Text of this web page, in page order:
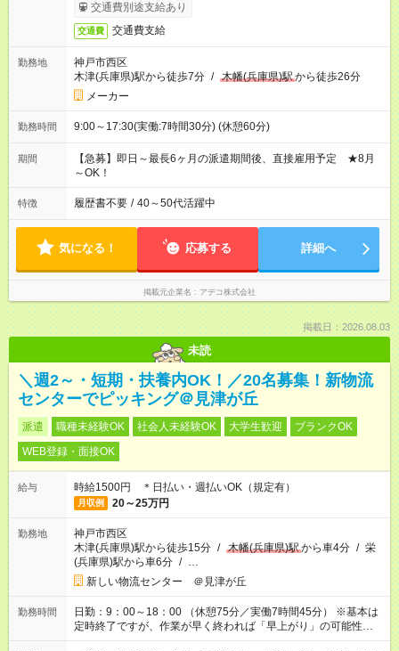
交通費別途支給あり
交通費 交通費支給
勤務地
神戸市西区
木津(兵庫県)駅から徒歩7分 / 木幡(兵庫県)駅から徒歩26分
メーカー
勤務時間 9:00～17:30(実働:7時間30分) (休憩60分)
期間
【急募】即日～最長6ヶ月の派遣期間後、直接雇用予定 ★8月
～OK！
特徴 履歴書不要 / 40～50代活躍中
気になる！ 応募する 詳細へ
掲載元企業名 アデコ株式会社
掲載日：2026.08.03
未読
＼週2～・短期・扶養内OK！／20名募集！新物流
センターでピッキング＠見津が丘
派遣 職種未経験OK 社会人未経験OK 大学生歓迎
ブランクOK
WEB登録・面接OK
給与 時給1500円 ＊日払い・週払いOK（規定有）
月収例 20～25万円
勤務地
神戸市西区
木津(兵庫県)駅から徒歩15分 / 木幡(兵庫県)駅から車4分 / 栄
(兵庫県)駅から車6分 / …
新しい物流センター ＠見津が丘
勤務時間
日勤：9：00～18：00 （休憩75分／実働7時間45分） ※基本は
定時終了ですが、作業が早く終われば「早上がり」の可能性も
あり！ ※早上がりの場合は実際に勤務じた時間分のみ給料支給